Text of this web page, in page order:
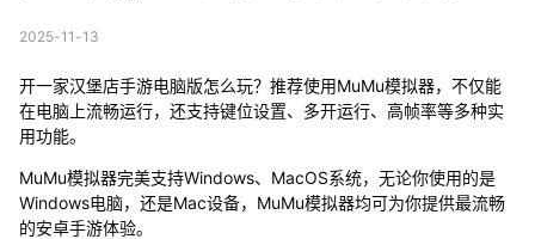
2025-11-13
开一家汉堡店手游电脑版怎么玩？推荐使用MuMu模拟器，不仅能
在电脑上流畅运行，还支持键位设置、多开运行、高帧率等多种实
用功能。
MuMu模拟器完美支持Windows、MacOS系统，无论你使用的是
Windows电脑，还是Mac设备，MuMu模拟器均可为你提供最流畅
的安卓手游体验。